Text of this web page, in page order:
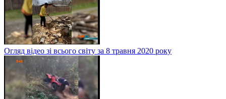
Огляд відео зі всього світу за 8 травня 2020 року